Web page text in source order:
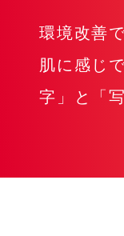
環境改善
肌に感じ
字」と「